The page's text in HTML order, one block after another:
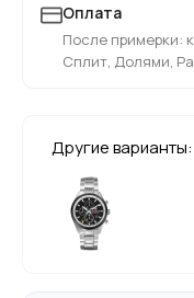
Оплата
После примерки:
Сплит, Долями,
Другие варианты: